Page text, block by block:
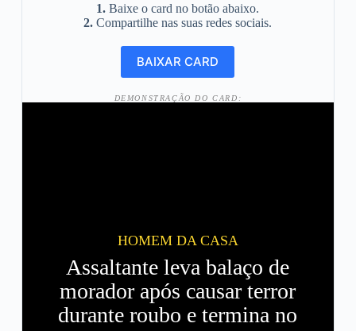
1. Baixe o card no botão abaixo.
2. Compartilhe nas suas redes sociais.
DEMONSTRAÇÃO DO CARD:
HOMEM DA CASA
Assaltante leva balaço de
morador após causar terror
durante roubo e termina no